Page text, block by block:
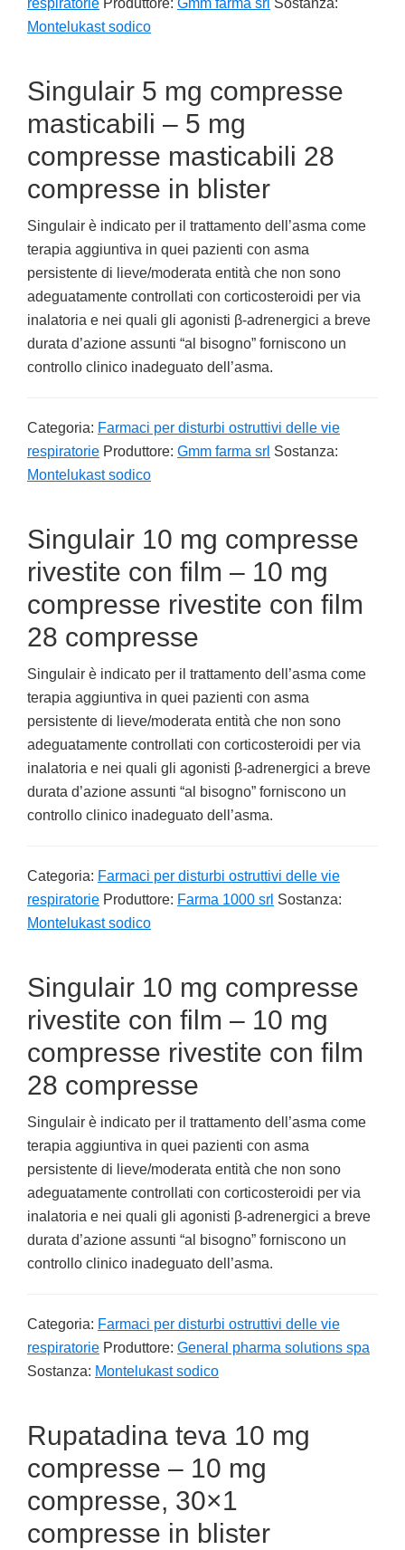
respiratorie Produttore: Gmm farma srl Sostanza:
Montelukast sodico
Singulair 5 mg compresse
masticabili – 5 mg
compresse masticabili 28
compresse in blister
Singulair è indicato per il trattamento dell’asma come
terapia aggiuntiva in quei pazienti con asma
persistente di lieve/moderata entità che non sono
adeguatamente controllati con corticosteroidi per via
inalatoria e nei quali gli agonisti β-adrenergici a breve
durata d’azione assunti “al bisogno” forniscono un
controllo clinico inadeguato dell’asma.
Categoria: Farmaci per disturbi ostruttivi delle vie
respiratorie Produttore: Gmm farma srl Sostanza:
Montelukast sodico
Singulair 10 mg compresse
rivestite con film – 10 mg
compresse rivestite con film
28 compresse
Singulair è indicato per il trattamento dell’asma come
terapia aggiuntiva in quei pazienti con asma
persistente di lieve/moderata entità che non sono
adeguatamente controllati con corticosteroidi per via
inalatoria e nei quali gli agonisti β-adrenergici a breve
durata d’azione assunti “al bisogno” forniscono un
controllo clinico inadeguato dell’asma.
Categoria: Farmaci per disturbi ostruttivi delle vie
respiratorie Produttore: Farma 1000 srl Sostanza:
Montelukast sodico
Singulair 10 mg compresse
rivestite con film – 10 mg
compresse rivestite con film
28 compresse
Singulair è indicato per il trattamento dell’asma come
terapia aggiuntiva in quei pazienti con asma
persistente di lieve/moderata entità che non sono
adeguatamente controllati con corticosteroidi per via
inalatoria e nei quali gli agonisti β-adrenergici a breve
durata d’azione assunti “al bisogno” forniscono un
controllo clinico inadeguato dell’asma.
Categoria: Farmaci per disturbi ostruttivi delle vie
respiratorie Produttore: General pharma solutions spa
Sostanza: Montelukast sodico
Rupatadina teva 10 mg
compresse – 10 mg
compresse, 30×1
compresse in blister